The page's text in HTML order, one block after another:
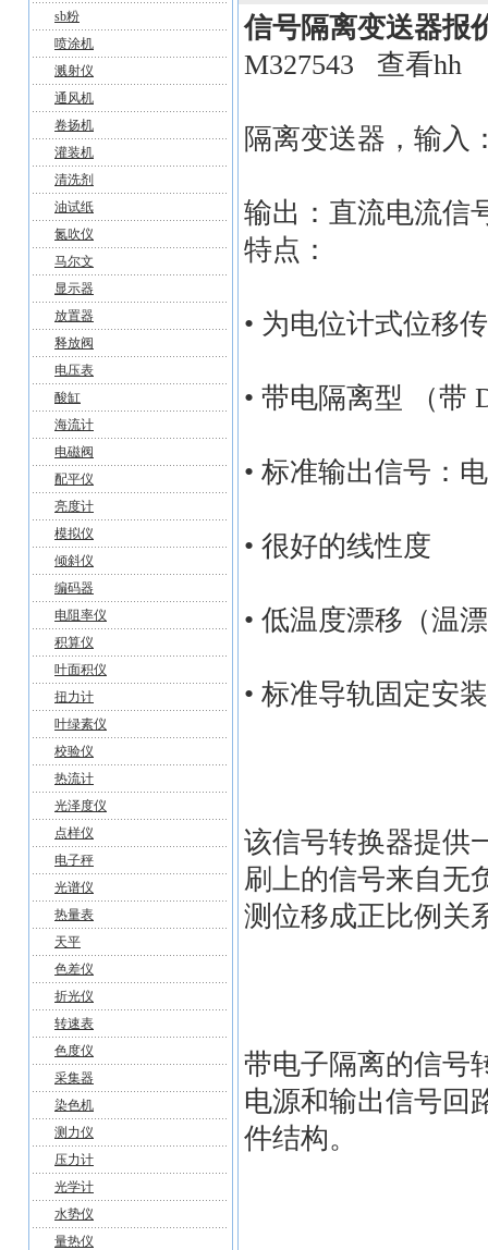
sb粉
喷涂机
溅射仪
通风机
卷扬机
灌装机
清洗剂
油试纸
氮吹仪
马尔文
显示器
放置器
释放阀
电压表
酸缸
海流计
电磁阀
配平仪
亮度计
模拟仪
倾斜仪
编码器
电阻率仪
积算仪
叶面积仪
扭力计
叶绿素仪
校验仪
热流计
光泽度仪
点样仪
电子秤
光谱仪
热量表
天平
色差仪
折光仪
转速表
色度仪
采集器
染色机
测力仪
压力计
光学计
水势仪
量热仪
信号隔离变送器报
M327543 查看hh
隔离变送器，输入
输出：直流电流信
特点：
• 为电位计式位移
• 带电隔离型 （带
• 标准输出信号：
• 很好的线性度
• 低温度漂移（温
• 标准导轨固定安装
该信号转换器提供
刷上的信号来自无
测位移成正比例关
带电子隔离的信号
电源和输出信号回
件结构。